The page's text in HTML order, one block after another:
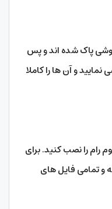
پاک شده اند و پس
و آن ها را کاملا
رام را نصب کنید. برای
و تمامی فایل های